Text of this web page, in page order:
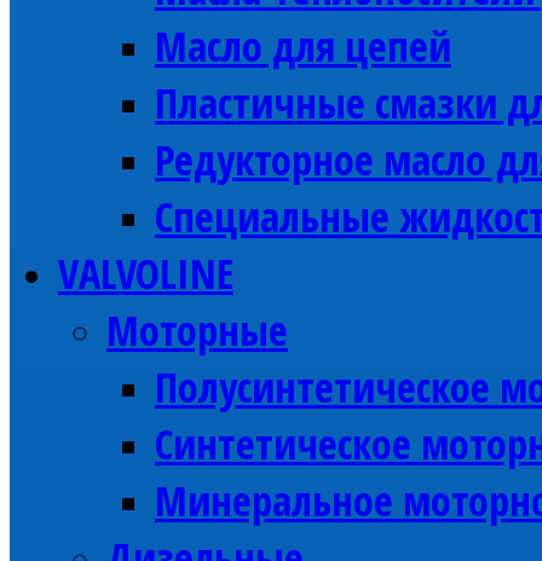
Масло для цепей
Пластичные смазки
Редукторное масло
Специальные
VALVOLINE
Моторные
Полусинтетическое
Синтетическое
Минеральное